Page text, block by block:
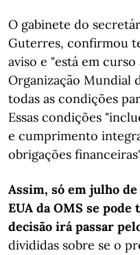
O gabinete do
Guterres, confirmou
aviso e "está em
Organização Mundial
todas as condições
Essas condições
e cumprimento
obrigações
Assim, só em julho de
EUA da OMS se
decisão irá passar
divididas sobre se o